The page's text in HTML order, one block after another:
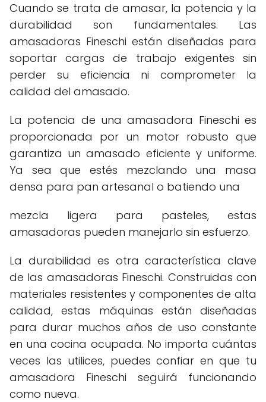
Cuando se trata de amasar, la potencia y la
durabilidad son fundamentales. Las
amasadoras Fineschi están diseñadas para
soportar cargas de trabajo exigentes sin
perder su eficiencia ni comprometer la
calidad del amasado.
La potencia de una amasadora Fineschi es
proporcionada por un motor robusto que
garantiza un amasado eficiente y uniforme.
Ya sea que estés mezclando una masa
densa para pan artesanal o batiendo una
mezcla ligera para pasteles, estas
amasadoras pueden manejarlo sin esfuerzo.
La durabilidad es otra característica clave
de las amasadoras Fineschi. Construidas con
materiales resistentes y componentes de alta
calidad, estas máquinas están diseñadas
para durar muchos años de uso constante
en una cocina ocupada. No importa cuántas
veces las utilices, puedes confiar en que tu
amasadora Fineschi seguirá funcionando
como nueva.